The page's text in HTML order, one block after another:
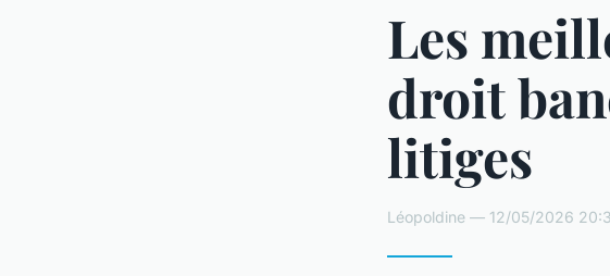
Les
droit
litiges
Léopoldine — 12/05/2026